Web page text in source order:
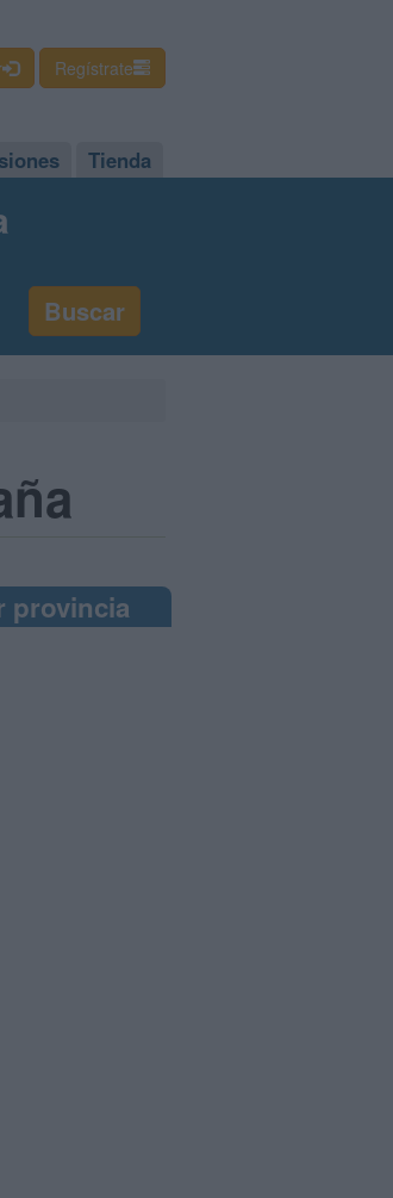
Regístrate
Tienda
provincia